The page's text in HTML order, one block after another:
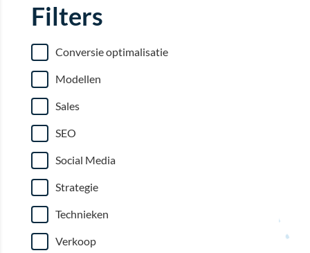
Filters
Conversie optimalisatie
Modellen
Sales
SEO
Social Media
Strategie
Technieken
Verkoop